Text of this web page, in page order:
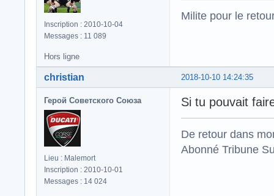
Inscription : 2010-10-04
Messages : 11 089
Milite pour le
Hors ligne
2018-10-10 14:24:35
christian
Герой Советского Союза
Lieu : Malemort
Inscription : 2010-10-01
Messages : 14 024
Si tu pouvait
De retour dans
Abonné Tribune